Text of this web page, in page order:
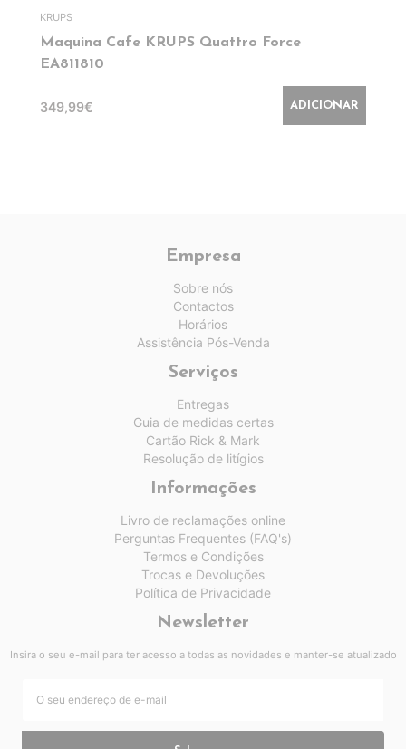
KRUPS
Maquina Cafe KRUPS Quattro Force
EA811810
349,99€ ADICIONAR
Empresa
Sobre nós
Contactos
Horários
Assistência Pós-Venda
Serviços
Entregas
Guia de medidas certas
Cartão Rick & Mark
Resolução de litígios
Informações
Livro de reclamações online
Perguntas Frequentes (FAQ's)
Termos e Condições
Trocas e Devoluções
Política de Privacidade
Newsletter
Insira o seu e-mail para ter acesso a todas as novidades e manter-se atualizado